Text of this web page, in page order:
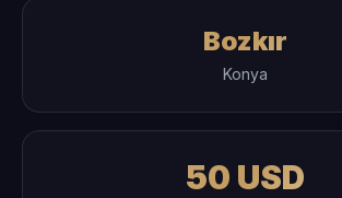
Bozkır
Konya
50 USD